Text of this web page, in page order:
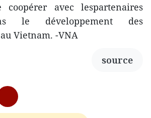
coopérer avec lespartenaires
le développement des
Vietnam. -VNA
source